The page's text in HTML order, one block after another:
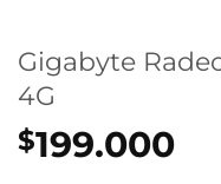
Gigabyte
4G
$199.000